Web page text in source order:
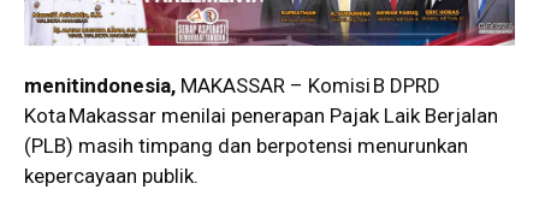
menitindonesia, MAKASSAR – Komisi B DPRD
Kota Makassar menilai penerapan Pajak Laik Berjalan
(PLB) masih timpang dan berpotensi menurunkan
kepercayaan publik.